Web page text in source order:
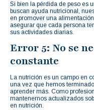
Si bien la pérdida de peso es
buscan ayuda nutricional,
en promover una
asegurar que cada persona
sus actividades diarias.
Error 5: No se
constante
La nutrición es un campo en
una vez que hemos
aprender más. Como
mantenernos actualizados
en nutrición.